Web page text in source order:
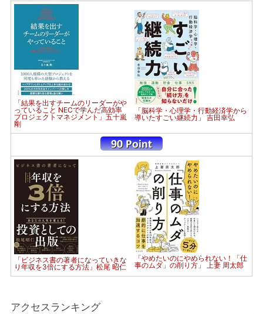
「結果を出すチームのリーダーがや
っていること NECで学んだ高効率
プロジェクトマネジメント」五十嵐
剛
「脳科学・心理学・行動経済学から
導いたすごい継続力」 吉田幸弘
「ビジネス書の著者になっていきな
り年収を3倍にする方法」松尾 昭仁
「やめたいのにやめられない！「仕
事のムダ」の削り方」 上妻 周太郎
アクセスランキング